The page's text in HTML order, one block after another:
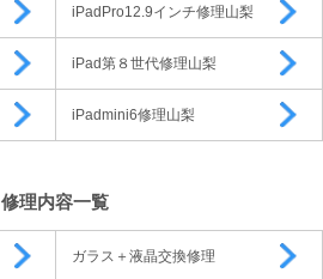
iPadPro12.9インチ修理山梨
iPad第８世代修理山梨
iPadmini6修理山梨
修理内容一覧
ガラス＋液晶交換修理